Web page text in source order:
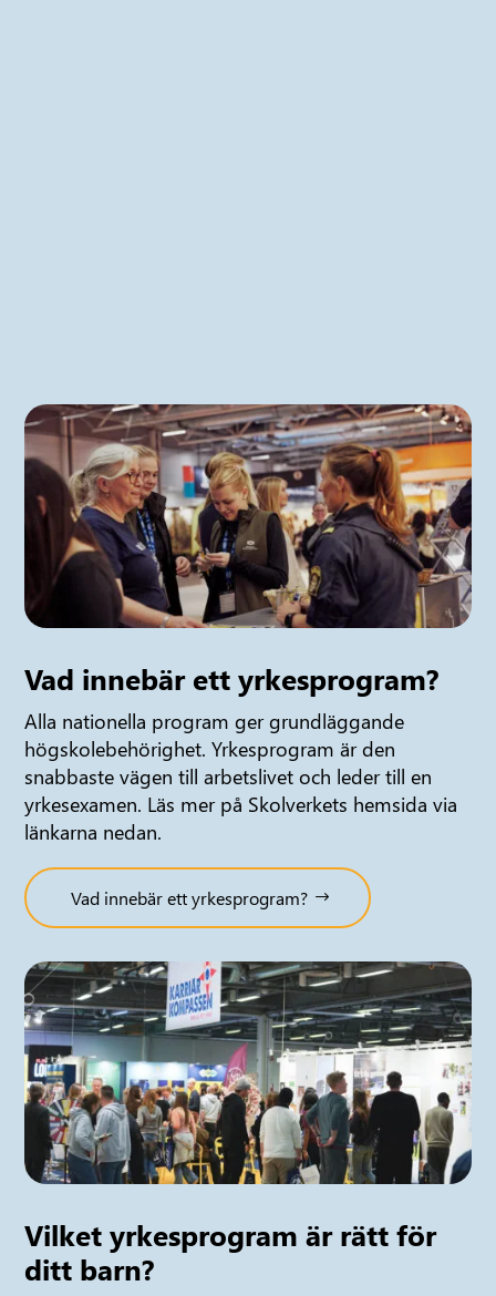
Vad innebär ett yrkesprogram?
Alla nationella program ger grundläggande
högskolebehörighet. Yrkesprogram är den
snabbaste vägen till arbetslivet och leder till en
yrkesexamen. Läs mer på Skolverkets hemsida via
länkarna nedan.
Vad innebär ett yrkesprogram?
Vilket yrkesprogram är rätt för
ditt barn?